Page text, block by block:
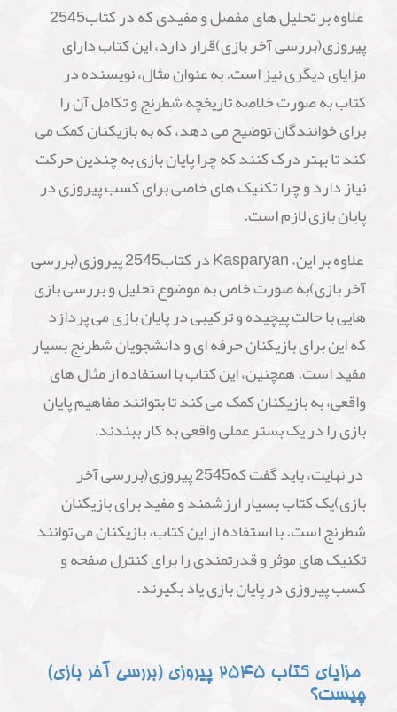
علاوه بر تحلیل های مفصل و مفیدی که در کتاب2545
پیروزی(بررسی آخر بازی)قرار دارد، این کتاب دارای
مزایای دیگری نیز است. به عنوان مثال، نویسنده در
کتاب به صورت خلاصه تاریخچه شطرنج و تکامل آن را
برای خوانندگان توضیح می دهد، که به بازیکنان کمک می
کند تا بهتر درک کنند که چرا پایان بازی به چندین حرکت
نیاز دارد و چرا تکنیک های خاصی برای کسب پیروزی در
پایان بازی لازم است.
علاوه بر این، Kasparyan در کتاب2545 پیروزی(بررسی
آخر بازی)به صورت خاص به موضوع تحلیل و بررسی بازی
هایی با حالت پیچیده و ترکیبی در پایان بازی می پردازد
که این برای بازیکنان حرفه ای و دانشجویان شطرنج بسیار
مفید است. همچنین، این کتاب با استفاده از مثال های
واقعی، به بازیکنان کمک می کند تا بتوانند مفاهیم پایان
بازی را در یک بستر عملی واقعی به کار ببندند.
در نهایت، باید گفت که2545 پیروزی(بررسی آخر
بازی)یک کتاب بسیار ارزشمند و مفید برای بازیکنان
شطرنج است. با استفاده از این کتاب، بازیکنان می توانند
تکنیک های موثر و قدرتمندی را برای کنترل صفحه و
کسب پیروزی در پایان بازی یاد بگیرند.
مزایای کتاب 2545 پیروزی (بررسی آخر بازی)
چیست؟